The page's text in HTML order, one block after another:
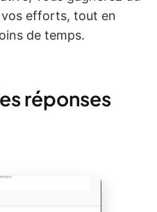
efforts, tout en
de temps.
réponses